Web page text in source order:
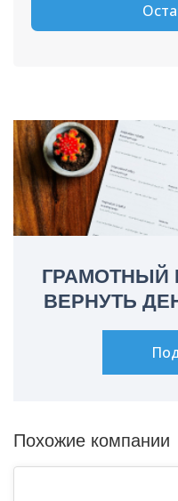
ГРАМОТНЫЙ
ВЕРНУТЬ
Похожие компании